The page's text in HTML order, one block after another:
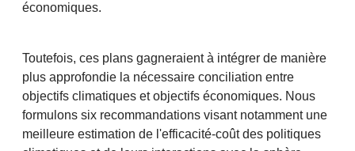
économiques.
Toutefois, ces plans gagneraient à intégrer de manière
plus approfondie la nécessaire conciliation entre
objectifs climatiques et objectifs économiques. Nous
formulons six recommandations visant notamment une
meilleure estimation de l'efficacité-coût des politiques